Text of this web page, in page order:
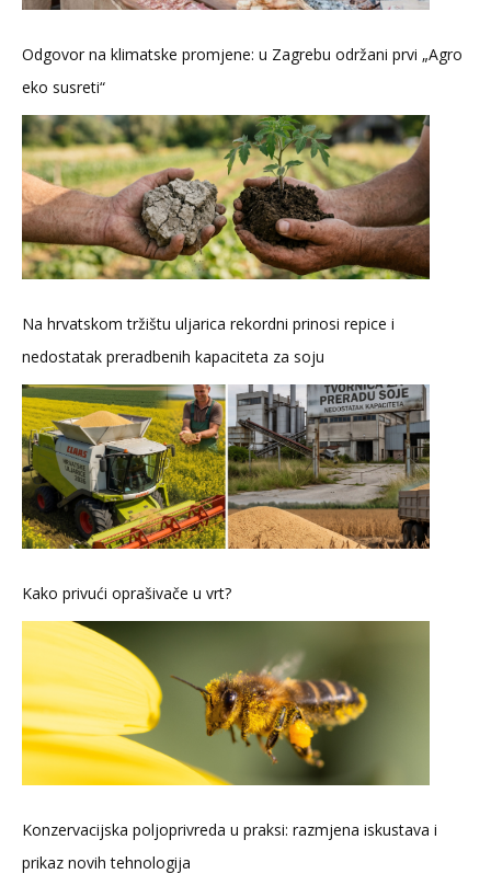
Odgovor na klimatske promjene: u Zagrebu održani prvi „Agro
eko susreti“
Na hrvatskom tržištu uljarica rekordni prinosi repice i
nedostatak preradbenih kapaciteta za soju
Kako privući oprašivače u vrt?
Konzervacijska poljoprivreda u praksi: razmjena iskustava i
prikaz novih tehnologija